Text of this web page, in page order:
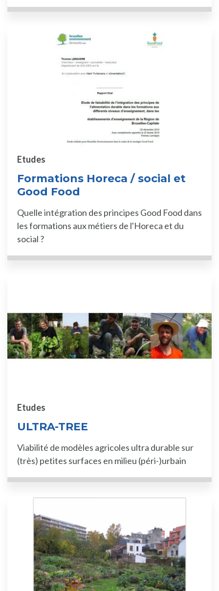
Formations Horeca / social et
Good Food
Etudes
Quelle intégration des principes Good Food dans
les formations aux métiers de l'Horeca et du
social ?
ULTRA-TREE
Etudes
Viabilité de modèles agricoles ultra durable sur
(très) petites surfaces en milieu (péri-)urbain